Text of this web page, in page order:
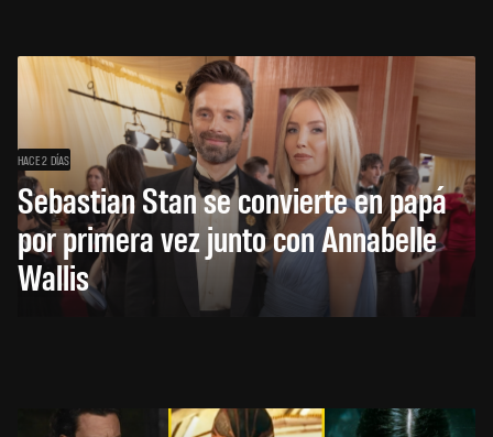
HACE 2 DÍAS
Sebastian Stan se convierte en papá
por primera vez junto con Annabelle
Wallis